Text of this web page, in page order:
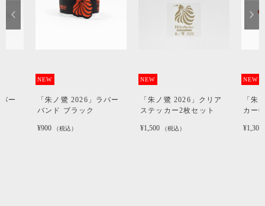
ー
NEW
「朱ノ鷺 2026」ラバー
バンド ブラック
¥900 （税込）
NEW
「朱ノ鷺 2026」クリア
ステッカー2枚セット
¥1,500 （税込）
NEW
「朱
カー6
¥1,300